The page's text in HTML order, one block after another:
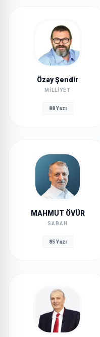
Özay Şendir
MILLIYET
88 Yazı
MAHMUT ÖVÜR
SABAH
85 Yazı